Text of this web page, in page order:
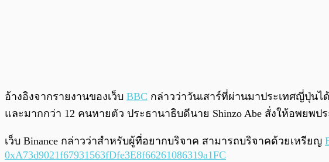
อ้างอิงจากรายงานของเว็บ BBC กล่าวว่าวันเสาร์ที่ผ่านมาประเทศญี่ปุ่น
และมากกว่า 12 คนหายตัว ประธานาธิบดีนาย Shinzo Abe สั่งให้อพยพ
เว็บ Binance กล่าวว่าสำหรับผู้ที่อยากบริจาค สามารถบริจาคด้วยเหรียญ
0xA73d9021f67931563fDfe3E8f66261086319a1FC